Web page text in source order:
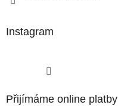
Instagram
Přijímáme online platby